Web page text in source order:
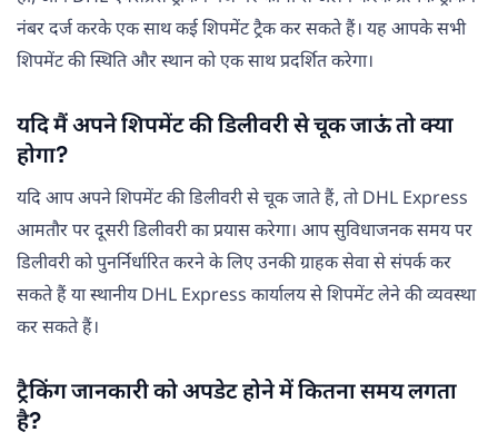
नंबर दर्ज करके एक साथ कई शिपमेंट ट्रैक कर सकते हैं। यह आपके सभी
शिपमेंट की स्थिति और स्थान को एक साथ प्रदर्शित करेगा।
यदि मैं अपने शिपमेंट की डिलीवरी से चूक जाऊं तो क्या
होगा?
यदि आप अपने शिपमेंट की डिलीवरी से चूक जाते हैं, तो DHL Express
आमतौर पर दूसरी डिलीवरी का प्रयास करेगा। आप सुविधाजनक समय पर
डिलीवरी को पुनर्निर्धारित करने के लिए उनकी ग्राहक सेवा से संपर्क कर
सकते हैं या स्थानीय DHL Express कार्यालय से शिपमेंट लेने की व्यवस्था
कर सकते हैं।
ट्रैकिंग जानकारी को अपडेट होने में कितना समय लगता
है?